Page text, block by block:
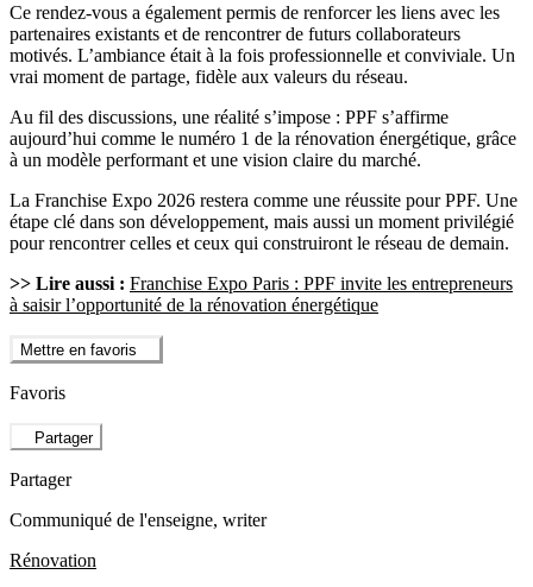
Ce rendez-vous a également permis de renforcer les liens avec les
partenaires existants et de rencontrer de futurs collaborateurs
motivés. L’ambiance était à la fois professionnelle et conviviale. Un
vrai moment de partage, fidèle aux valeurs du réseau.
Au fil des discussions, une réalité s’impose : PPF s’affirme
aujourd’hui comme le numéro 1 de la rénovation énergétique, grâce
à un modèle performant et une vision claire du marché.
La Franchise Expo 2026 restera comme une réussite pour PPF. Une
étape clé dans son développement, mais aussi un moment privilégié
pour rencontrer celles et ceux qui construiront le réseau de demain.
>> Lire aussi : Franchise Expo Paris : PPF invite les entrepreneurs
à saisir l’opportunité de la rénovation énergétique
Mettre en favoris
Favoris
Partager
Partager
Communiqué de l'enseigne, writer
Rénovation